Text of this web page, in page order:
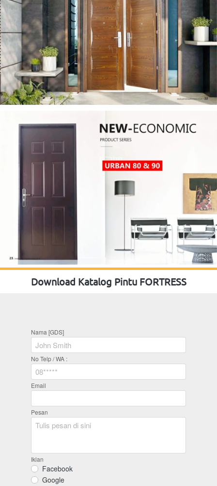
Download Katalog Pintu FORTRESS
Nama [GDS]
No Telp / WA :
Email
Pesan
Iklan
Facebook
Google